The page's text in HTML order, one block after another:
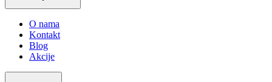
O nama
Kontakt
Blog
Akcije